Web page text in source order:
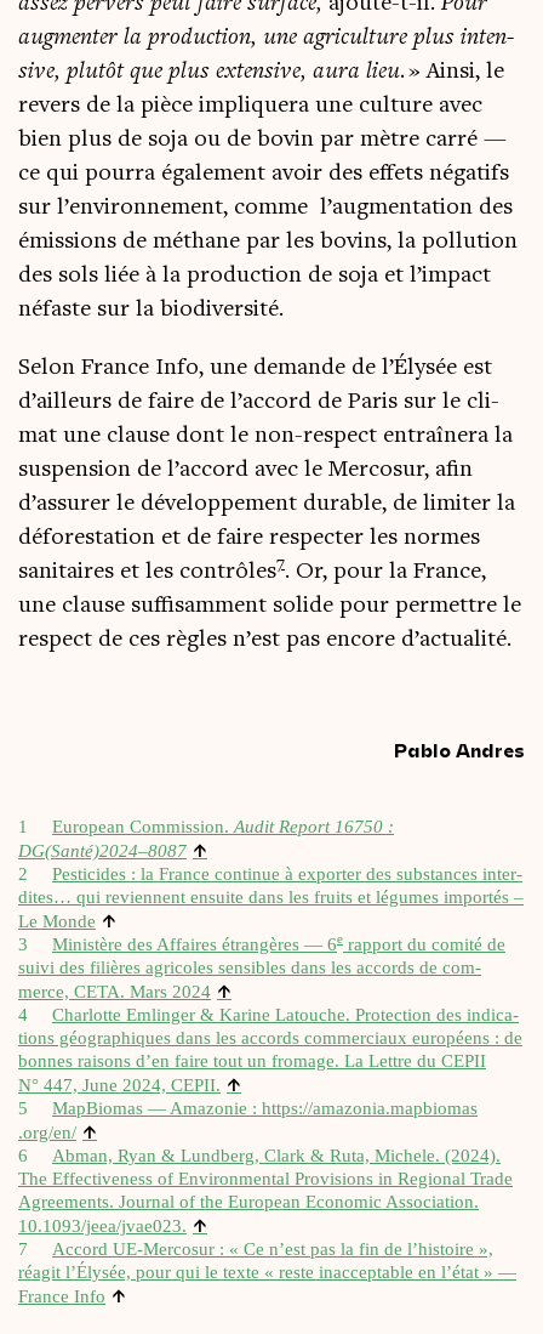
aug­men­ter la pro­duc­tion, une agri­cul­ture plus inten­
sive, plu­tôt que plus exten­sive, aura lieu. » Ain­si, le
revers de la pièce impli­que­ra une culture avec
bien plus de soja ou de bovin par mètre car­ré —
ce qui pour­ra éga­le­ment avoir des effets néga­tifs
sur l’environnement, comme l’augmentation des
émis­sions de méthane par les bovins, la pol­lu­tion
des sols liée à la pro­duc­tion de soja et l’impact
néfaste sur la biodiversité.
Selon France Info, une demande de l’Élysée est
d’ailleurs de faire de l’accord de Paris sur le cli­
mat une clause dont le non-res­pect entraî­ne­ra la
sus­pen­sion de l’accord avec le Mer­co­sur, afin
d’assurer le déve­lop­pe­ment durable, de limi­ter la
défo­res­ta­tion et de faire res­pec­ter les normes
sani­taires et les contrôles7. Or, pour la France,
une clause suf­fi­sam­ment solide pour per­mettre le
res­pect de ces règles n’est pas encore d’actualité.
Pablo Andres
1 Euro­pean Com­mis­sion. Audit Report 16750 :
DG(Santé)2024–8087 ↑
2
Pes­ti­cides : la France conti­nue à expor­ter des sub­stances inter­
dites… qui reviennent ensuite dans les fruits et légumes impor­tés –
Le Monde ↑
3 Minis­tère des Affaires étran­gères — 6e rap­port du comi­té de
sui­vi des filières agri­coles sen­sibles dans les accords de com­
merce, CETA. Mars 2024 ↑
4
Char­lotte Emlin­ger & Karine Latouche. Pro­tec­tion des indi­ca­
tions géo­gra­phiques dans les accords com­mer­ciaux euro­péens : de
bonnes rai­sons d’en faire tout un fro­mage. La Lettre du CEPII
N° 447, June 2024, CEPII. ↑
5
Map­Bio­mas — Ama­zo­nie : https://​ama​zo​nia​.map​bio​mas​
.org/en/ ↑
6
Abman, Ryan & Lund­berg, Clark & Ruta, Michele. (2024).
The Effec­ti­ve­ness of Envi­ron­men­tal Pro­vi­sions in Regio­nal Trade
Agree­ments. Jour­nal of the Euro­pean Eco­no­mic Asso­cia­tion.
10.1093/jeea/jvae023. ↑
7
Accord UE-Mer­co­sur : « Ce n’est pas la fin de l’histoire »,
réagit l’Élysée, pour qui le texte « reste inac­cep­table en l’état » —
France Info ↑